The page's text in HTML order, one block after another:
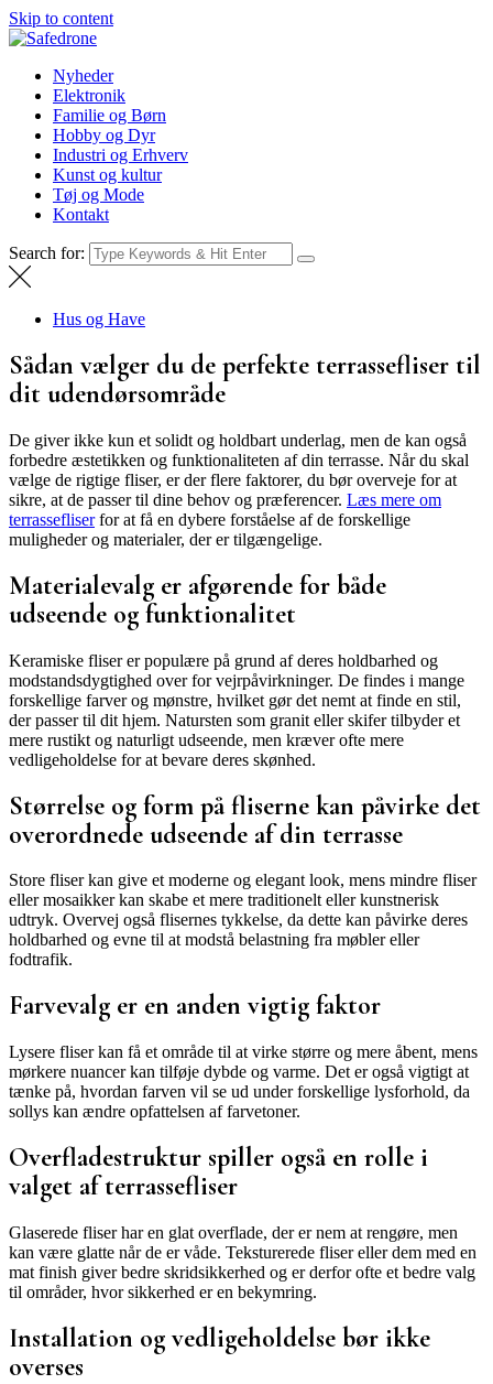
Skip to content
NyhederNyheder
Elektronik
Familie og Børn
Hobby og Dyr
Industri og Erhverv
Kunst og kultur
Tøj og Mode
Kontakt
Search for:
Hus og Have
Sådan vælger du de perfekte terrassefliser til
dit udendørsområde
De giver ikke kun et solidt og holdbart underlag, men de kan også
forbedre æstetikken og funktionaliteten af din terrasse. Når du skal
vælge de rigtige fliser, er der flere faktorer, du bør overveje for at
sikre, at de passer til dine behov og præferencer. Læs mere om
terrassefliserfor at få en dybere forståelse af de forskellige
muligheder og materialer, der er tilgængelige.
Materialevalg er afgørende for både
udseende og funktionalitet
Keramiske fliser er populære på grund af deres holdbarhed og
modstandsdygtighed over for vejrpåvirkninger. De findes i mange
forskellige farver og mønstre, hvilket gør det nemt at finde en stil,
der passer til dit hjem. Natursten som granit eller skifer tilbyder et
mere rustikt og naturligt udseende, men kræver ofte mere
vedligeholdelse for at bevare deres skønhed.
Størrelse og form på fliserne kan påvirke det
overordnede udseende af din terrasse
Store fliser kan give et moderne og elegant look, mens mindre fliser
eller mosaikker kan skabe et mere traditionelt eller kunstnerisk
udtryk. Overvej også flisernes tykkelse, da dette kan påvirke deres
holdbarhed og evne til at modstå belastning fra møbler eller
fodtrafik.
Farvevalg er en anden vigtig faktor
Lysere fliser kan få et område til at virke større og mere åbent, mens
mørkere nuancer kan tilføje dybde og varme. Det er også vigtigt at
tænke på, hvordan farven vil se ud under forskellige lysforhold, da
sollys kan ændre opfattelsen af farvetoner.
Overfladestruktur spiller også en rolle i
valget af terrassefliser
Glaserede fliser har en glat overflade, der er nem at rengøre, men
kan være glatte når de er våde. Teksturerede fliser eller dem med en
mat finish giver bedre skridsikkerhed og er derfor ofte et bedre valg
til områder, hvor sikkerhed er en bekymring.
Installation og vedligeholdelse bør ikke
overses